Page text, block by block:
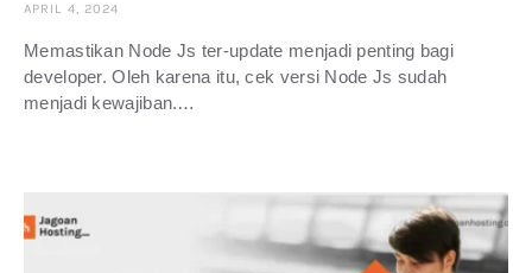
APRIL 4, 2024
Memastikan Node Js ter-update menjadi penting bagi
developer. Oleh karena itu, cek versi Node Js sudah
menjadi kewajiban.…